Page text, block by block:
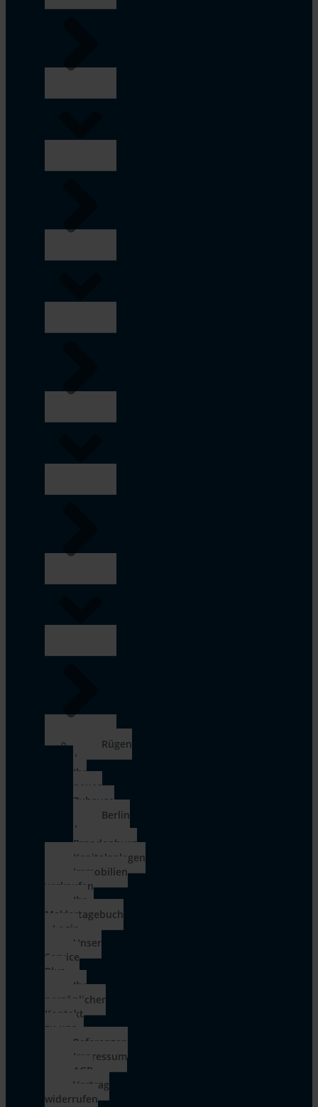
Rügen
|
Ihr
neues
Zuhause
Berlin
|
Brandenburg
Kapitalanlagen
Immobilien
verkaufen
Ihr
Maklertagebuch
– Login
Unser
Service
Plus
Ihr
persönlicher
Kontakt
zu uns
Referenzen
Impressum
AGB
Vertrag
widerrufen